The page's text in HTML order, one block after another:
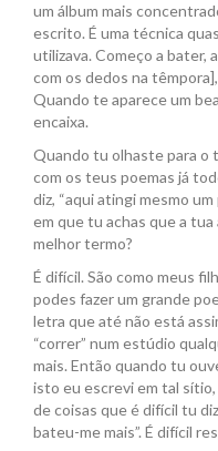
um álbum mais
escrito. É uma técnica
utilizava. Começo a bater,
com os dedos na
Quando te aparece um
encaixa.
Quando tu olhaste para o
com os teus poemas já
diz, “aqui atingi mesmo
em que tu achas que a
melhor termo?
É difícil. São como meus
podes fazer um grande
letra que até não está
“correr” num estúdio
mais. Então quando tu
isto eu escrevi em tal sítio,
de coisas que é difícil tu
bateu-me mais”. É difícil